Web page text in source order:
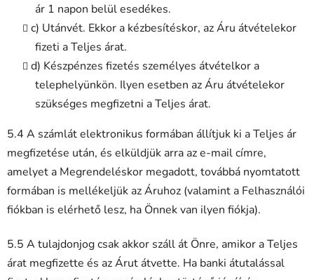
ár 1 napon belül esedékes.
c) Utánvét. Ekkor a kézbesítéskor, az Áru átvételekor
fizeti a Teljes árat.
d) Készpénzes fizetés személyes átvételkor a
telephelyünkön. Ilyen esetben az Áru átvételekor
szükséges megfizetni a Teljes árat.
5.4 A számlát elektronikus formában állítjuk ki a Teljes ár
megfizetése után, és elküldjük arra az e-mail címre,
amelyet a Megrendeléskor megadott, továbbá nyomtatott
formában is mellékeljük az Áruhoz (valamint a Felhasználói
fiókban is elérhető lesz, ha Önnek van ilyen fiókja).
5.5 A tulajdonjog csak akkor száll át Önre, amikor a Teljes
árat megfizette és az Árut átvette. Ha banki átutalással